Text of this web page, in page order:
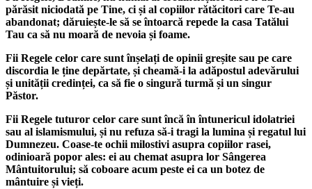
părăsit niciodată pe Tine, ci și al copiilor rătăcitori care Te-au
abandonat; dăruiește-le să se întoarcă repede la casa Tatălui
Tau ca să nu moară de nevoia și foame.
Fii Regele celor care sunt înșelați de opinii greșite sau pe care
discordia le ține depărtate, și cheamă-i la adăpostul adevărului
și unității credinței, ca să fie o singură turmă și un singur
Păstor.
Fii Regele tuturor celor care sunt încă în întunericul idolatriei
sau al islamismului, și nu refuza să-i tragi la lumina și regatul lui
Dumnezeu. Coase-te ochii milostivi asupra copiilor rasei,
odinioară popor ales: ei au chemat asupra lor Sângerea
Mântuitorului; să coboare acum peste ei ca un botez de
mântuire și vieți.